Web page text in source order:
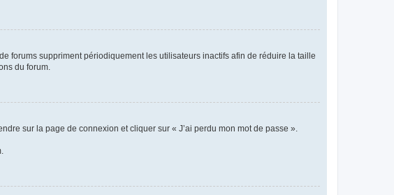
forums suppriment périodiquement les utilisateurs inactifs afin de réduire la taille
du forum.
sur la page de connexion et cliquer sur « J’ai perdu mon mot de passe ».